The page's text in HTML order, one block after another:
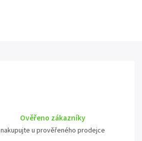
Ověřeno zákazníky
nakupujte u prověřeného prodejce